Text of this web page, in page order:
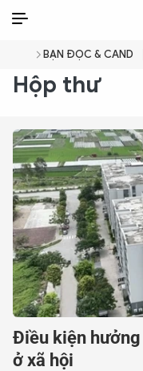
THỜI SỰ
CHỐNG DIỄN BIẾN HÒA
CÔNG AN TRONG
XÃ HỘI
PHÁP LUẬT
CÔNG NGHỆ
BẠN ĐỌC & CAND
Hộp thư
Điều kiện hưởng
ở xã hội